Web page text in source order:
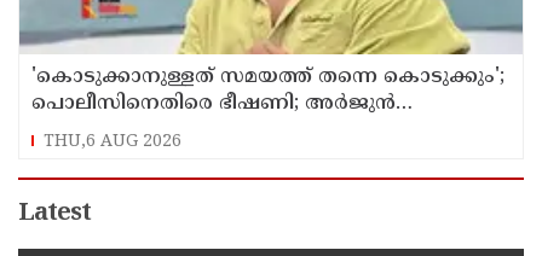
'കൊടുക്കാനുള്ളത് സമയത്ത് തന്നെ കൊടുക്കും';
പൊലീസിനെതിരെ ഭീഷണി; അർജുൻ
ആയങ്കിക്കെതിരെ കേസെടുത്തു
THU,6 AUG 2026
Latest